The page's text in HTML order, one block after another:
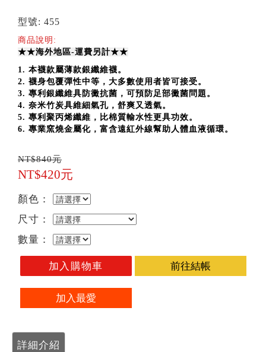
型號: 455
商品說明:
★★海外地區-運費另計★★
1. 本襪款屬薄款銀纖維襪。
2. 襪身包覆彈性中等，大多數使用者皆可接受。
3. 專利銀纖維具防黴抗菌，可預防足部黴菌問題。
4. 奈米竹炭具維細氣孔，舒爽又透氣。
5. 專利聚丙烯纖維，比棉質輸水性更具功效。
6. 專業窯燒金屬化，富含遠紅外線幫助人體血液循環。
NT$840元
NT$420元
顏色：
尺寸：
數量：
加入購物車 前往結帳
加入最愛
詳細介紹